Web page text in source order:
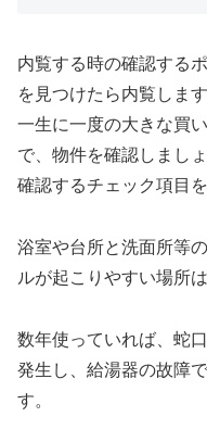
内覧する時の確認する
を見つけたら内覧します
一生に一度の大きな買
で、物件を確認しましょ
確認するチェック項目
浴室や台所と洗面所等
ルが起こりやすい場所
数年使っていれば、蛇
発生し、給湯器の故障
す。